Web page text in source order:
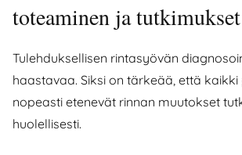
toteaminen ja tutkimukset
Tulehduksellisen rintasyövän
haastavaa. Siksi on tärkeää, että
nopeasti etenevät rinnan muutokset
huolellisesti.